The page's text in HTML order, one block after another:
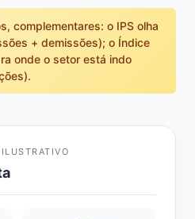
complementares: o IPS olha
+ demissões); o Índice
onde o setor está indo